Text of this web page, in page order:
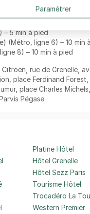
à deux pas :
ligne 10) – 4 min à pied
– 5 min à pied
(Métro, ligne 6) – 10 min
8) – 10 min à pied
rue de Grenelle,
place Ferdinand
place Charles
Pégase.
Platine Hôtel
Hôtel Grenelle
Hôtel Sezz Paris
Tourisme Hôtel
Trocadéro La
Western Premier
Paramétrer